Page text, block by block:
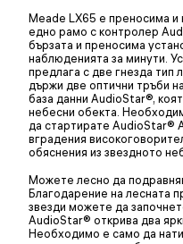
Meade LX65 е преносима и
едно рамо с контролер
бързата и преносима
наблюденията за минути.
предлага с две гнезда тип
държи две оптични тръби
база данни AudioStar®,
небесни обекта.
да стартирате AudioStar®
вградения
обяснения из звездното
Можете лесно да
Благодарение на лесната
звезди можете да
AudioStar® открива два
Необходимо е само да